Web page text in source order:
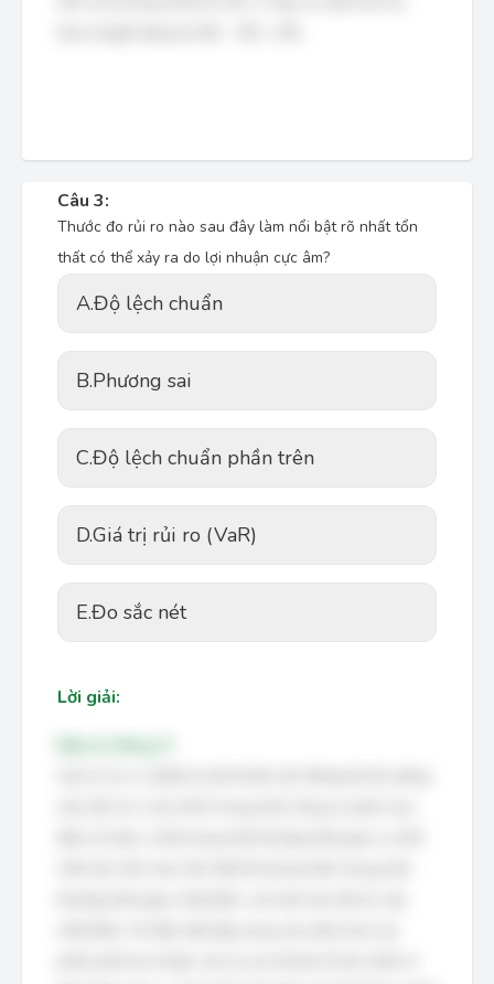
Câu 3:
Thước đo rủi ro nào sau đây làm nổi bật rõ nhất tổn
thất có thể xảy ra do lợi nhuận cực âm?
A.Độ lệch chuẩn
B.Phương sai
C.Độ lệch chuẩn phần trên
D.Giá trị rủi ro (VaR)
E.Đo sắc nét
Lời giải: